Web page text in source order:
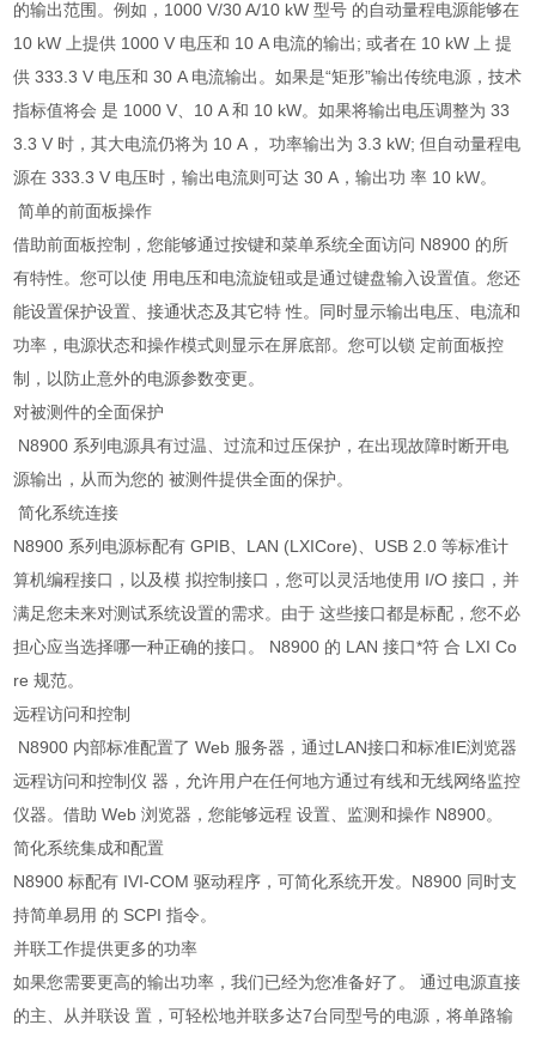
的输出范围。例如，1000 V/30 A/10 kW 型号 的自动量程电源能够在
10 kW 上提供 1000 V 电压和 10 A 电流的输出; 或者在 10 kW 上 提
供 333.3 V 电压和 30 A 电流输出。如果是“矩形”输出传统电源，技术
指标值将会 是 1000 V、10 A 和 10 kW。如果将输出电压调整为 33
3.3 V 时，其大电流仍将为 10 A， 功率输出为 3.3 kW; 但自动量程电
源在 333.3 V 电压时，输出电流则可达 30 A，输出功 率 10 kW。
简单的前面板操作
借助前面板控制，您能够通过按键和菜单系统全面访问 N8900 的所
有特性。您可以使 用电压和电流旋钮或是通过键盘输入设置值。您还
能设置保护设置、接通状态及其它特 性。同时显示输出电压、电流和
功率，电源状态和操作模式则显示在屏底部。您可以锁 定前面板控
制，以防止意外的电源参数变更。
对被测件的全面保护
N8900 系列电源具有过温、过流和过压保护，在出现故障时断开电
源输出，从而为您的 被测件提供全面的保护。
简化系统连接
N8900 系列电源标配有 GPIB、LAN (LXICore)、USB 2.0 等标准计
算机编程接口，以及模 拟控制接口，您可以灵活地使用 I/O 接口，并
满足您未来对测试系统设置的需求。由于 这些接口都是标配，您不必
担心应当选择哪一种正确的接口。 N8900 的 LAN 接口*符 合 LXI Co
re 规范。
远程访问和控制
N8900 内部标准配置了 Web 服务器，通过LAN接口和标准IE浏览器
远程访问和控制仪 器，允许用户在任何地方通过有线和无线网络监控
仪器。借助 Web 浏览器，您能够远程 设置、监测和操作 N8900。
简化系统集成和配置
N8900 标配有 IVI-COM 驱动程序，可简化系统开发。N8900 同时支
持简单易用 的 SCPI 指令。
并联工作提供更多的功率
如果您需要更高的输出功率，我们已经为您准备好了。 通过电源直接
的主、从并联设 置，可轻松地并联多达7台同型号的电源，将单路输